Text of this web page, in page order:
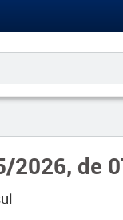
2026, de